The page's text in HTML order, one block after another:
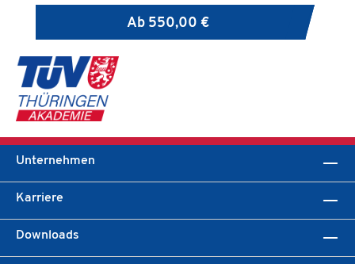
Ab 550,00 €
Unternehmen
Karriere
Downloads